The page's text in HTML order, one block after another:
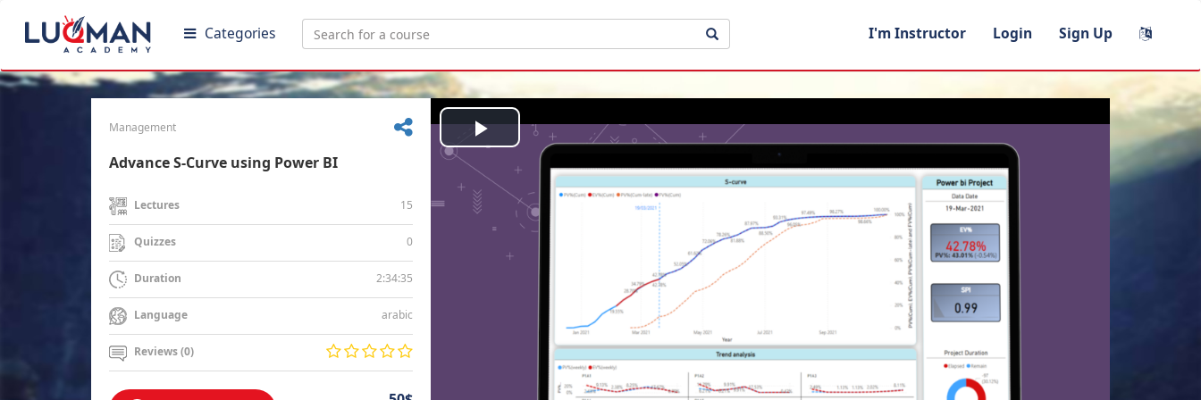
Categories I'm Instructor Login Sign Up
Management
Advance S-Curve using Power BI
Lectures 15
Quizzes 0
Duration 2:34:35
Language arabic
Reviews (0)
Play
Video